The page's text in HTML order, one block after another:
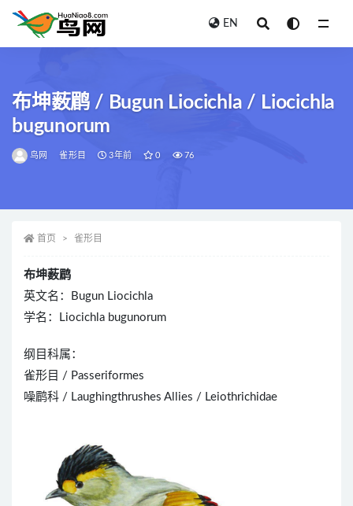
EN
布坤薮鹛 / Bugun Liocichla / Liocichla
bugunorum
鸟网 雀形目 3年前 0 76
首页 雀形目
布坤薮鹛
英文名：Bugun Liocichla
学名：Liocichla bugunorum
纲目科属：
雀形目 / Passeriformes
噪鹛科 / Laughingthrushes Allies / Leiothrichidae